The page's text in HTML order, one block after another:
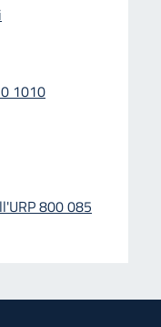
1010
800 085